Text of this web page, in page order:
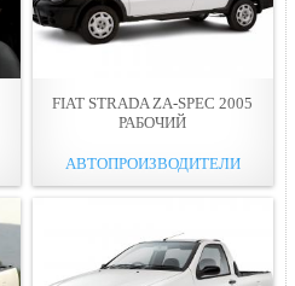
FIAT STRADA ZA-SPEC 2005
РАБОЧИЙ
АВТОПРОИЗВОДИТЕЛИ